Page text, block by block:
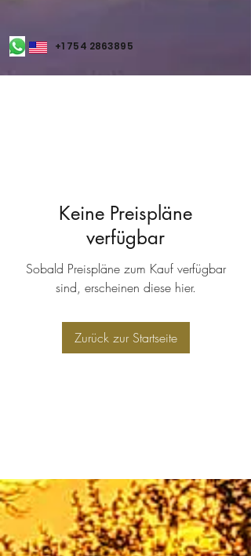
+1 754 2863895
Keine Preispläne
verfügbar
Sobald Preispläne zum Kauf verfügbar
sind, erscheinen diese hier.
Zurück zur Startseite